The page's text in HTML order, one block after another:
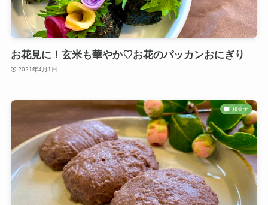
お花見に！玄米も華やか♡お花のパッカンおにぎり
2021年4月1日
和菓子